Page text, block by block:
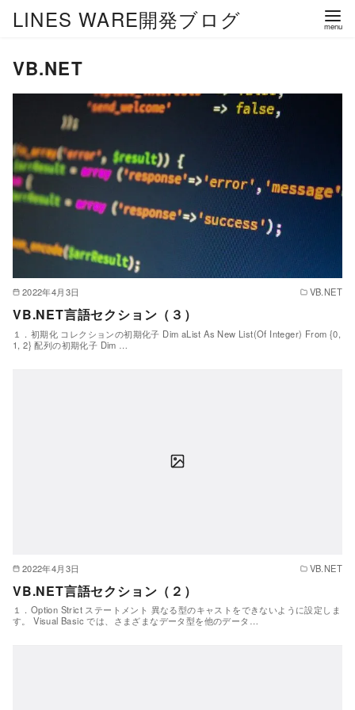
LINES WARE開発ブログ
VB.NET
2022年4月3日 VB.NET
VB.NET言語セクション（３）
１．初期化 コレクションの初期化子 Dim aList As New List(Of Integer) From {0,
1, 2} 配列の初期化子 Dim …
2022年4月3日 VB.NET
VB.NET言語セクション（２）
１．Option Strict ステートメント 異なる型のキャストをできないように設定しま
す。 Visual Basic では、さまざまなデータ型を他のデータ…